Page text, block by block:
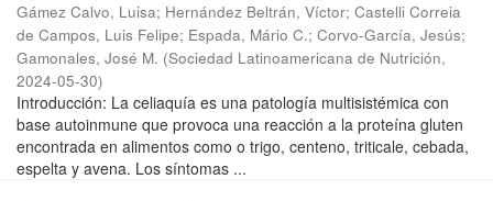
Gámez Calvo, Luisa; Hernández Beltrán, Víctor; Castelli Correia
de Campos, Luis Felipe; Espada, Mário C.; Corvo-García, Jesús;
Gamonales, José M. (Sociedad Latinoamericana de Nutrición,
2024-05-30)
Introducción: La celiaquía es una patología multisistémica con
base autoinmune que provoca una reacción a la proteína gluten
encontrada en alimentos como o trigo, centeno, triticale, cebada,
espelta y avena. Los síntomas ...